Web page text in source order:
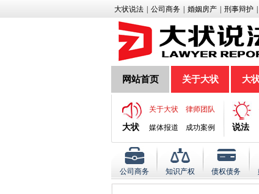
大状说法 公司商务 婚姻房产 刑事辩护
网站首页 关于大状 大
大状
关于大状 律师团队
媒体报道 成功案例 说法
公司商务 知识产权 债权债务